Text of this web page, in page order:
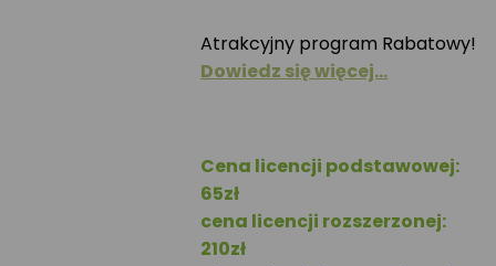
Atrakcyjny program Rabatowy!
Dowiedz się więcej…
Cena licencji podstawowej:
65zł
cena licencji rozszerzonej:
210zł